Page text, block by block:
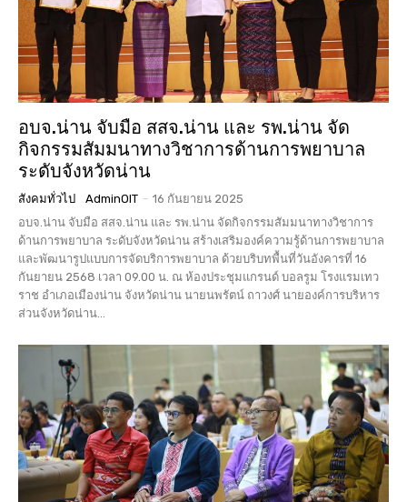
อบจ.น่าน จับมือ สสจ.น่าน และ รพ.น่าน จัด
กิจกรรมสัมมนาทางวิชาการด้านการพยาบาล
ระดับจังหวัดน่าน
สังคมทั่วไป AdminOIT - 16 กันยายน 2025
อบจ.น่าน จับมือ สสจ.น่าน และ รพ.น่าน จัดกิจกรรมสัมมนาทางวิชาการ
ด้านการพยาบาล ระดับจังหวัดน่าน สร้างเสริมองค์ความรู้ด้านการพยาบาล
และพัฒนารูปแบบการจัดบริการพยาบาล ด้วยบริบทพื้นที่วันอังคารที่ 16
กันยายน 2568 เวลา 09.00 น. ณ ห้องประชุมแกรนด์ บอลรูม โรงแรมเทว
ราช อำเภอเมืองน่าน จังหวัดน่าน นายนพรัตน์ ถาวงศ์ นายองค์การบริหาร
ส่วนจังหวัดน่าน...